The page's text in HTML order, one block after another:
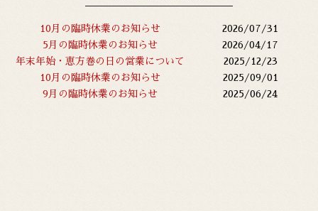
10月の臨時休業のお知らせ
2026/07/31
5月の臨時休業のお知らせ
2026/04/17
年末年始・恵方巻の日の営業について
2025/12/23
10月の臨時休業のお知らせ
2025/09/01
9月の臨時休業のお知らせ
2025/06/24